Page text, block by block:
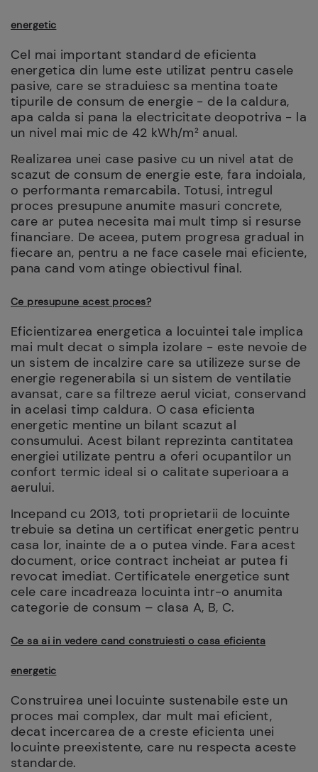
energetic
Cel mai important standard de eficienta
energetica din lume este utilizat pentru casele
pasive, care se straduiesc sa mentina toate
tipurile de consum de energie - de la caldura,
apa calda si pana la electricitate deopotriva - la
un nivel mai mic de 42 kWh/m² anual.
Realizarea unei case pasive cu un nivel atat de
scazut de consum de energie este, fara indoiala,
o performanta remarcabila. Totusi, intregul
proces presupune anumite masuri concrete,
care ar putea necesita mai mult timp si resurse
financiare. De aceea, putem progresa gradual in
fiecare an, pentru a ne face casele mai eficiente,
pana cand vom atinge obiectivul final.
Ce presupune acest proces?
Eficientizarea energetica a locuintei tale implica
mai mult decat o simpla izolare - este nevoie de
un sistem de incalzire care sa utilizeze surse de
energie regenerabila si un sistem de ventilatie
avansat, care sa filtreze aerul viciat, conservand
in acelasi timp caldura. O casa eficienta
energetic mentine un bilant scazut al
consumului. Acest bilant reprezinta cantitatea
energiei utilizate pentru a oferi ocupantilor un
confort termic ideal si o calitate superioara a
aerului.
Incepand cu 2013, toti proprietarii de locuinte
trebuie sa detina un certificat energetic pentru
casa lor, inainte de a o putea vinde. Fara acest
document, orice contract incheiat ar putea fi
revocat imediat. Certificatele energetice sunt
cele care incadreaza locuinta intr-o anumita
categorie de consum – clasa A, B, C.
Ce sa ai in vedere cand construiesti o casa eficienta
energetic
Construirea unei locuinte sustenabile este un
proces mai complex, dar mult mai eficient,
decat incercarea de a creste eficienta unei
locuinte preexistente, care nu respecta aceste
standarde.